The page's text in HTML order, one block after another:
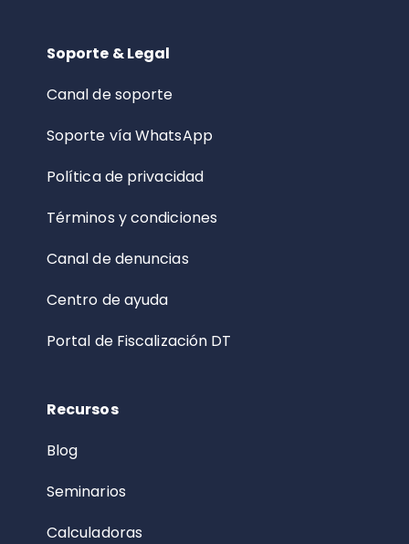
Soporte & Legal
Canal de soporte
Soporte vía WhatsApp
Política de privacidad
Términos y condiciones
Canal de denuncias
Centro de ayuda
Portal de Fiscalización DT
Recursos
Blog
Seminarios
Calculadoras